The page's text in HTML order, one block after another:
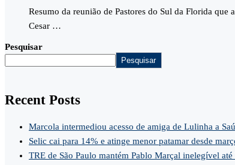
Resumo da reunião de Pastores do Sul da Florida
Cesar …
Pesquisar
Pesquisar
Recent Posts
Marcola intermediou acesso de amiga de Lulinha a
Selic cai para 14% e atinge menor patamar desde
TRE de São Paulo mantém Pablo Marçal inelegível até